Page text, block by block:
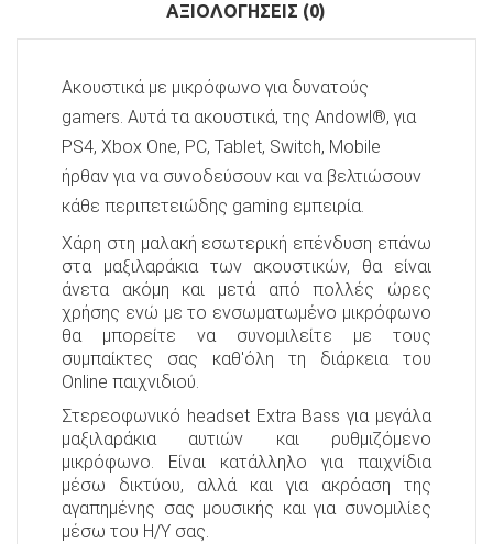
ΑΞΙΟΛΟΓΉΣΕΙΣ (0)
Ακουστικά με μικρόφωνο για δυνατούς
gamers. Αυτά τα ακουστικά, της Andowl®, για
PS4, Xbox One, PC, Tablet, Switch, Mobile
ήρθαν για να συνοδεύσουν και να βελτιώσουν
κάθε περιπετειώδης gaming εμπειρία.
Χάρη στη μαλακή εσωτερική επένδυση επάνω
στα μαξιλαράκια των ακουστικών, θα είναι
άνετα ακόμη και μετά από πολλές ώρες
χρήσης ενώ με το ενσωματωμένο μικρόφωνο
θα μπορείτε να συνομιλείτε με τους
συμπαίκτες σας καθ'όλη τη διάρκεια του
Online παιχνιδιού.
Στερεοφωνικό headset Extra Bass για μεγάλα
μαξιλαράκια αυτιών και ρυθμιζόμενο
μικρόφωνο. Είναι κατάλληλο για παιχνίδια
μέσω δικτύου, αλλά και για ακρόαση της
αγαπημένης σας μουσικής και για συνομιλίες
μέσω του Η/Υ σας.